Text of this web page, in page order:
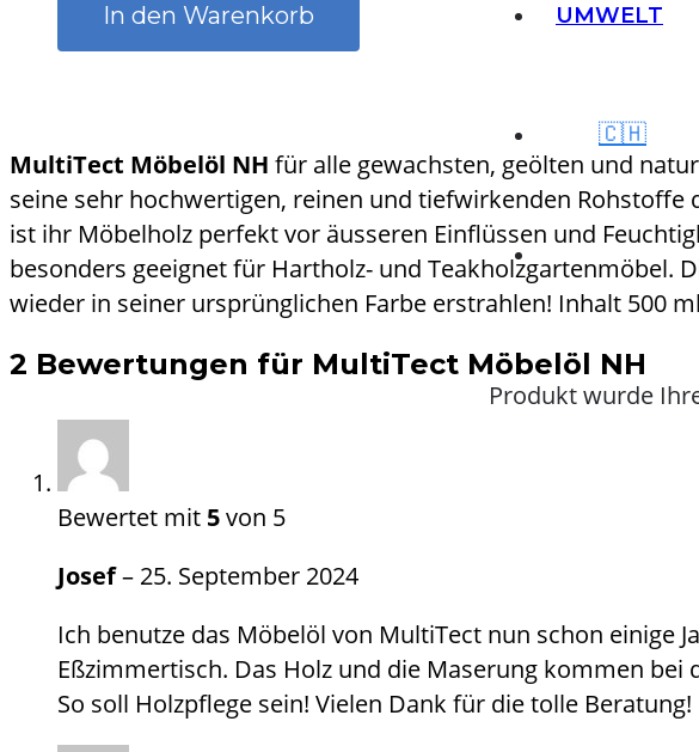
UMWELT
🇨🇭
Produktwurde
In den Warenkorb
MultiTect Möbelöl NH für alle gewachsten, geölten und
seine sehr hochwertigen, reinen und tiefwirkenden
ist ihr Möbelholz perfekt vor äusseren Einflüssen und
besonders geeignet für Hartholz- und Teakholzgartenmöbel.
wieder in seiner ursprünglichen Farbe erstrahlen! Inhalt 500 ml
2 Bewertungen für MultiTect Möbelöl NH
Bewertet mit 5von 5
Josef– 25. September 2024
Ich benutze das Möbelöl von MultiTect nun schon einige
Eßzimmertisch. Das Holz und die Maserung kommen
So soll Holzpflege sein! Vielen Dank für die tolle Beratung!